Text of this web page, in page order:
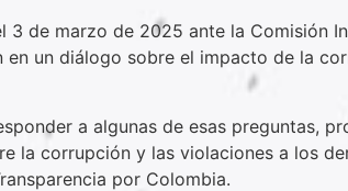
de marzo de 2025 ante la Comisión
un diálogo sobre el impacto de la
a algunas de esas preguntas,
la corrupción y las violaciones a los
por Colombia.